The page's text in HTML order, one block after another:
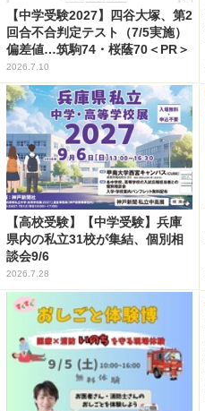
【中学受験2027】四谷大塚、第2
回合不合判定テスト（7/5実施）
偏差値…筑駒74・桜蔭70＜PR＞
2026.7.10
【高校受験】【中学受験】兵庫
県内の私立31校が集結、個別相
談会9/6
2026.7.28